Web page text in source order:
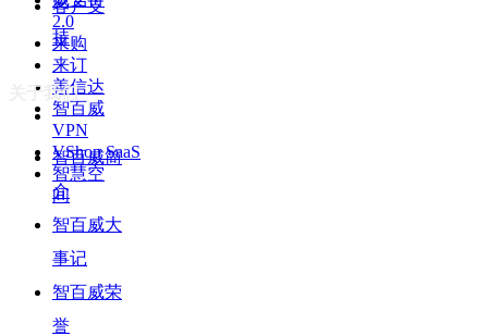
客户支
持
2.0
来购
来订
善信达
智百威
VPN
VShop SaaS
智慧空
间
关于我们
智百威简
介
智百威大
事记
智百威荣
誉